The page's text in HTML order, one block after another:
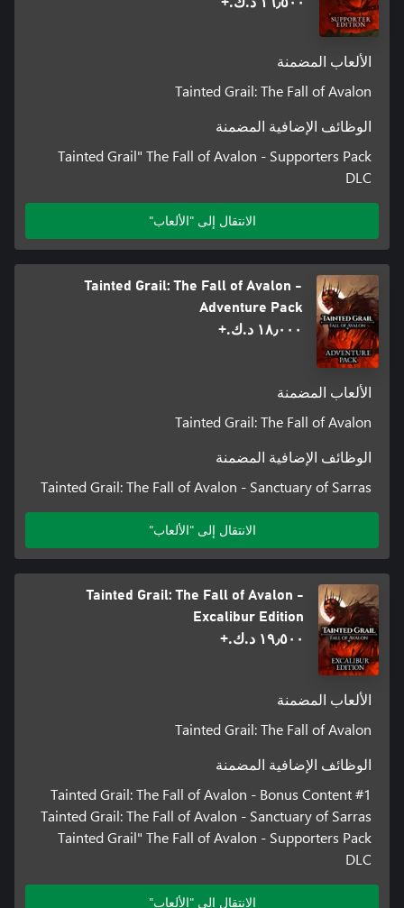
challenges. Your foes become even fiercer, leaving no place for
Confront morally ambiguous choices that will test your character
and shape Avalon’s future. Follow the dark legacy of King Arthur
Pendragon while engaging with over 250 NPCs and tackling
200+ side quests.
الألعاب المضمنة
Tainted Grail: The Fall of Avalon
الوظائف الإضافية المضمنة
Tainted Grail" The Fall of Avalon - Supporters Pack
DLC
الانتقال إلى "الألعاب"
Tainted Grail: The Fall of Avalon -
Adventure Pack
١٨٫٠٠٠ د.ك.‏+
الألعاب المضمنة
Tainted Grail: The Fall of Avalon
الوظائف الإضافية المضمنة
Tainted Grail: The Fall of Avalon - Sanctuary of Sarras
الانتقال إلى "الألعاب"
Tainted Grail: The Fall of Avalon -
Excalibur Edition
١٩٫٥٠٠ د.ك.‏+
الألعاب المضمنة
Tainted Grail: The Fall of Avalon
الوظائف الإضافية المضمنة
Tainted Grail: The Fall of Avalon - Bonus Content #1
Tainted Grail: The Fall of Avalon - Sanctuary of Sarras
Tainted Grail" The Fall of Avalon - Supporters Pack
DLC
الانتقال إلى "الألعاب"